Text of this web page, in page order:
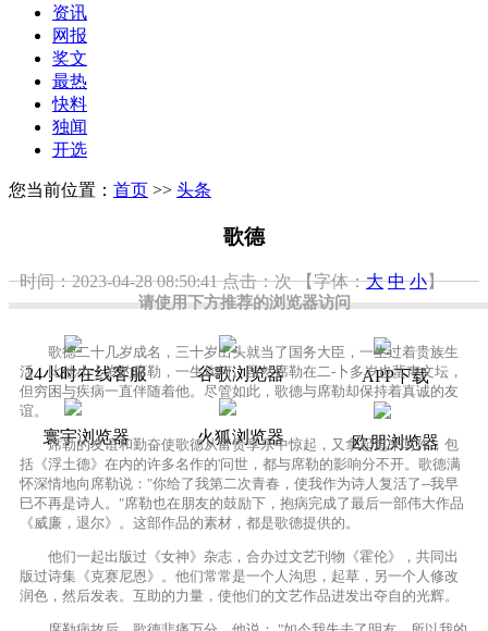
请使用下方推荐的浏览器访问
24小时在线客服 谷歌浏览器 APP下载
寰宇浏览器 火狐浏览器 欧朋浏览器
资讯
网报
奖文
最热
快料
独闻
开选
您当前位置： 首页 >> 头条
歌德
时间：2023-04-28 08:50:41点击：次 【字体：大 中 小】
歌德二十几岁成名，三十岁出头就当了国务大臣，一生过着贵族生
活。比他小十岁的席勒，一生坎坷。虽然席勒在二-卜多岁也蜚声文坛，
但穷困与疾病一直伴随着他。尽管如此，歌德与席勒却保持着真诚的友
谊。
席勒的友谊和勤奋使歌德从富贵享乐中惊起，又拿起笔来写作，包
括《浮土德》在内的许多名作的'问世，都与席勒的影响分不开。歌德满
怀深情地向席勒说："你给了我第二次青春，使我作为诗人复活了--我早
巳不再是诗人。"席勒也在朋友的鼓励下，抱病完成了最后一部伟大作品
《威廉，退尔》。这部作品的素材，都是歌德提供的。
他们一起出版过《女神》杂志，合办过文艺刊物《霍伦》，共同出
版过诗集《克赛尼恩》。他们常常是一个人沟思，起草，另一个人修改
润色，然后发表。互助的力量，使他们的文艺作品进发出夺自的光辉。